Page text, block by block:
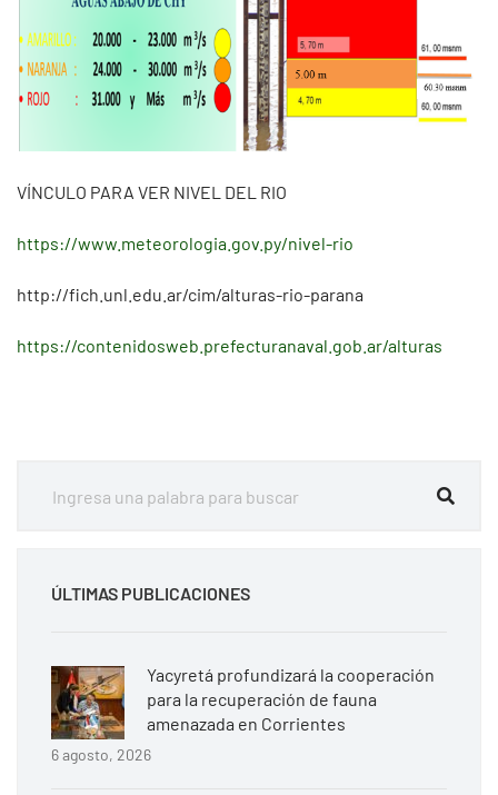
VÍNCULO PARA VER NIVEL DEL RIO
https://www.meteorologia.gov.py/nivel-rio
http://fich.unl.edu.ar/cim/alturas-rio-parana
https://contenidosweb.prefecturanaval.gob.ar/alturas
ÚLTIMAS PUBLICACIONES
Yacyretá profundizará la cooperación
para la recuperación de fauna
amenazada en Corrientes
6 agosto, 2026